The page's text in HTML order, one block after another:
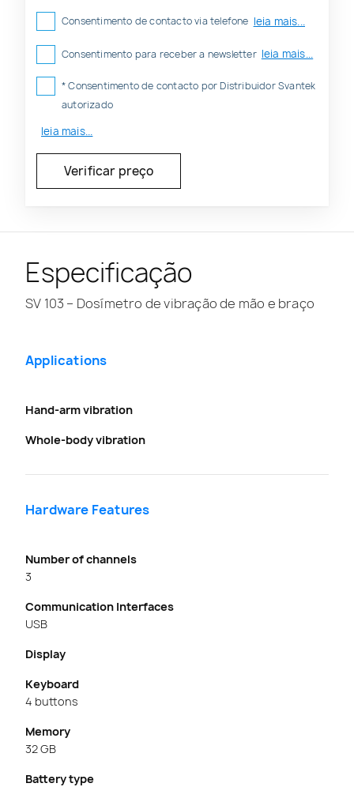
Consentimento de contacto via telefone leia mais...
Consentimento para receber a newsletter leia mais...
* Consentimento de contacto por Distribuidor Svantek
autorizado
leia mais...
Especificação
SV 103 – Dosímetro de vibração de mão e braço
Applications
Hand-arm vibration
Whole-body vibration
Hardware Features
Number of channels
3
Communication Interfaces
USB
Display
Keyboard
4 buttons
Memory
32 GB
Battery type